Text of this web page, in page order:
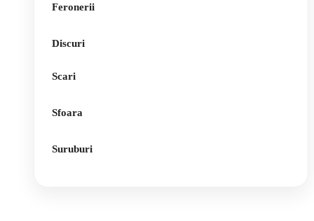
Feronerii
Discuri
Scari
Sfoara
Suruburi